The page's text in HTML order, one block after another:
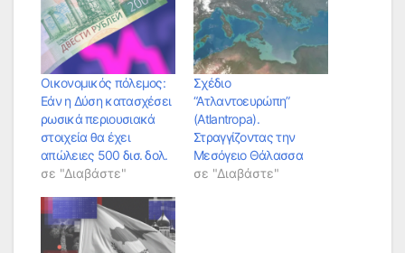
Οικονομικός πόλεμος:
Εάν η Δύση κατασχέσει
ρωσικά περιουσιακά
στοιχεία θα έχει
απώλειες 500 δισ. δολ.
σε "Διαβάστε"
Σχέδιο
“Ατλαντοευρώπη”
(Atlantropa).
Στραγγίζοντας την
Μεσόγειο Θάλασσα
σε "Διαβάστε"